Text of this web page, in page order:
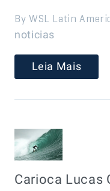
By WSL Latin
noticias
Leia Mais
Carioca Lucas